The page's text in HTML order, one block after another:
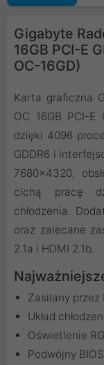
Gigabyte
16GB PCI-E
OC-16GD)
Karta graficzna
OC 16GB PCI-E
dzięki 4096
GDDR6 i
7680x4320,
cichą pracę
chłodzenia.
oraz zalecane
2.1a i HDMI 2.1b.
Zasilany przez
Układ
Oświetlenie
Podwójny